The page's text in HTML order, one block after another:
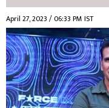
April 27, 2023 / 06:33 PM IST